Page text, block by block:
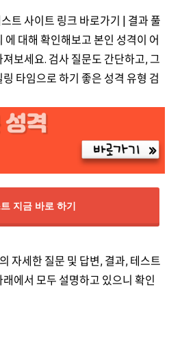
트 사이트 링크 바로가기 | 결과 풀
에 대해 확인해보고 본인 성격이 어
보세요. 검사 질문도 간단하고, 그
타임으로 하기 좋은 성격 유형 검
지금 바로 하기
자세한 질문 및 답변, 결과, 테스트
에서 모두 설명하고 있으니 확인